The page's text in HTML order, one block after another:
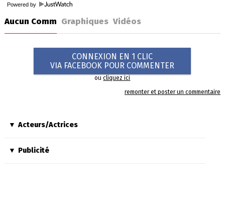
Powered by
Aucun Comm Graphiques Vidéos
CONNEXION EN 1 CLIC
VIA FACEBOOK POUR COMMENTER
oucliquez ici
remonter et poster un commentaire
Acteurs/Actrices
Publicité